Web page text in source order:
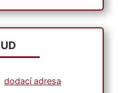
dodací adresa